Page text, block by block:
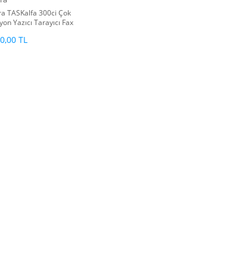
TASKalfa 300ci Çok
Yazıcı Tarayıcı Fax
TL